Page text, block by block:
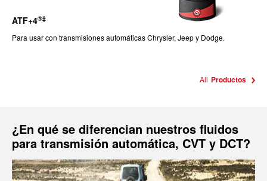
ATF+4®‡
Para usar con transmisiones automáticas Chrysler, Jeep y Dodge.
All Productos
¿En qué se diferencian nuestros fluidos
para transmisión automática, CVT y DCT?